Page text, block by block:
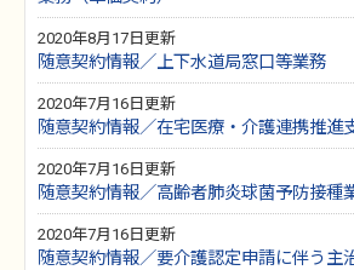
2020年8月17日更新
随意契約情報／上下水道局窓口等業務
2020年7月16日更新
随意契約情報／在宅医療・介護連携推進
2020年7月16日更新
随意契約情報／高齢者肺炎球菌予防接種
2020年7月16日更新
随意契約情報／要介護認定申請に伴う主